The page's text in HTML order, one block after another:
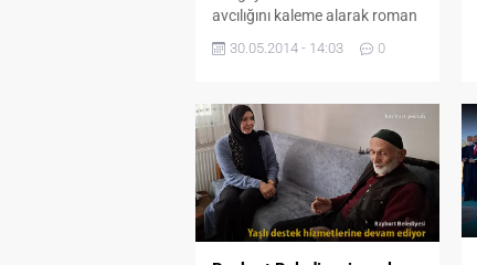
avcılığını kaleme alarak roman
haline getiren Keremay
Ata,Şimdiden yazdığı bu eserle
başardı tanınmış kitapçıların
vitrinlerine giren eser yakında
İngilizce versiyonuyla yurt
dışında da boy gösterecek
.Roman 3,5 çevre dostunun
çıktığı çevre mücadelesinde
trolcülerle verdiği mücadeleyi
anlatmakta ve okuyucuya
30.05.2014 - 14:03 0